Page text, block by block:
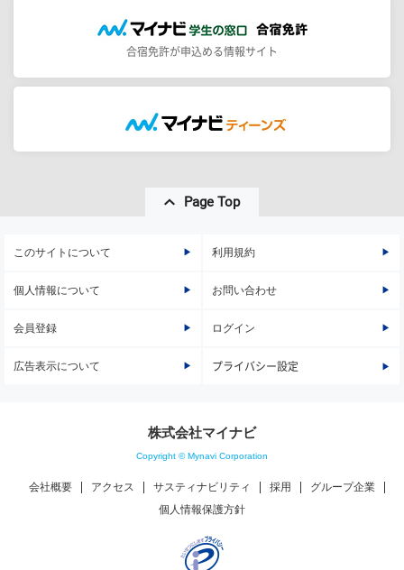
合宿免許が申込める情報サイト
Page Top
このサイトについて 利用規約
個人情報について お問い合わせ
会員登録 ログイン
広告表示について プライバシー設定
株式会社マイナビ
Copyright © Mynavi Corporation
会社概要 アクセス サスティナビリティ 採用
グループ企業
個人情報保護方針